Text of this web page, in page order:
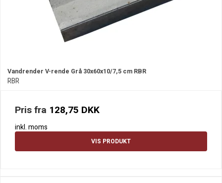
Vandrender V-rende Grå 30x60x10/7,5 cm RBR
RBR
Pris fra 128,75 DKK
inkl. moms
VIS PRODUKT